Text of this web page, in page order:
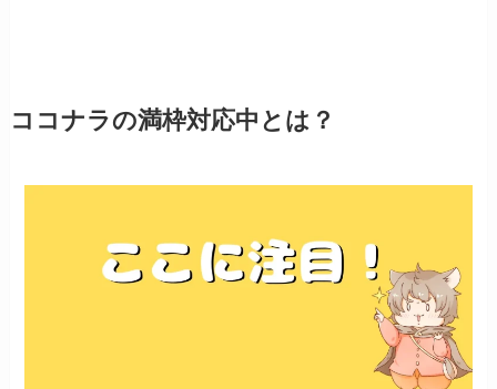
ココナラの満枠対応中とは？